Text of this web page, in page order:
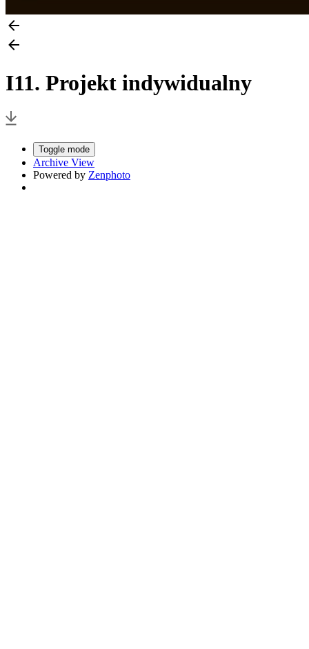
I11. Projekt indywidualny
Toggle mode
Archive View
Powered by Zenphoto